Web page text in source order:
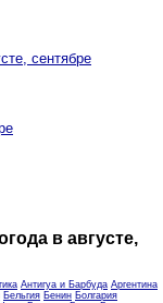
сентябре
в августе,
Антигуа и Барбуда Аргентина
Бельгия Бенин Болгария